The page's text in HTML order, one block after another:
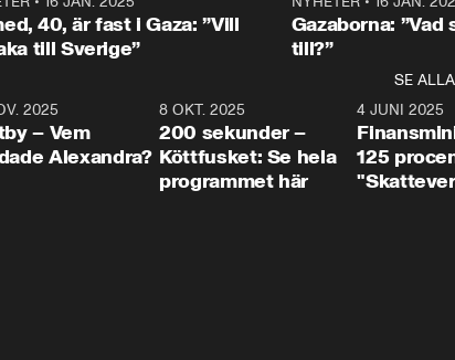
Thand Ring
40, är fast i Gaza: ”Vill
till Sverige”
Gazaborna:
till?”
SE ALLA
31:05
2025
– Vem
Alexandra?
4:29
8 OKT. 2025
200 sekunder –
Köttfusket: Se hela
programmet här
4 JUNI 2025
125